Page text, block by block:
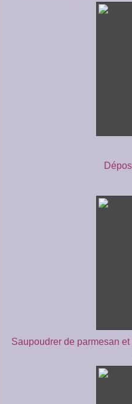
Saupoudrer de parmesan